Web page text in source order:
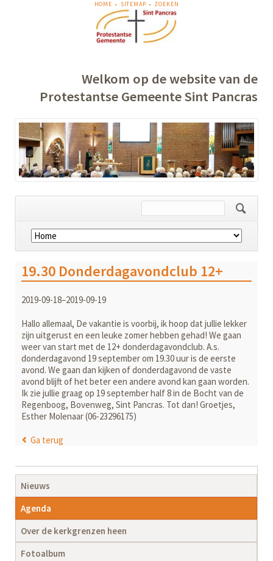
NAVIGATIE
OVERSLAAN
HOME SITEMAP ZOEKEN
Welkom op de website van de
Protestantse Gemeente Sint Pancras
Navigatie
overslaan
19.30 Donderdagavondclub 12+
2019-09-18–2019-09-19
Hallo allemaal, De vakantie is voorbij, ik hoop dat jullie lekker
zijn uitgerust en een leuke zomer hebben gehad! We gaan
weer van start met de 12+ donderdagavondclub. A.s.
donderdagavond 19 september om 19.30 uur is de eerste
avond. We gaan dan kijken of donderdagavond de vaste
avond blijft of het beter een andere avond kan gaan worden.
Ik zie jullie graag op 19 september half 8 in de Bocht van de
Regenboog, Bovenweg, Sint Pancras. Tot dan! Groetjes,
Esther Molenaar (06-23296175)
Ga terug
Navigatie
overslaan
Nieuws
Agenda
Over de kerkgrenzen heen
Fotoalbum